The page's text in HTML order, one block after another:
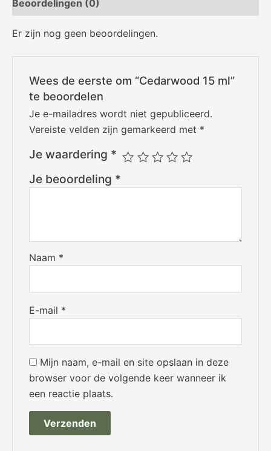
Beoordelingen (0)
Er zijn nog geen beoordelingen.
Wees de eerste om “Cedarwood 15 ml”
te beoordelen
Je e-mailadres wordt niet gepubliceerd.
Vereiste velden zijn gemarkeerd met *
Je waardering *
Je beoordeling *
Naam *
E-mail *
Mijn naam, e-mail en site opslaan in deze
browser voor de volgende keer wanneer ik
een reactie plaats.